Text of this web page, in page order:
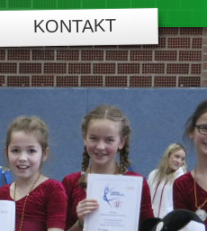
KONTAKT